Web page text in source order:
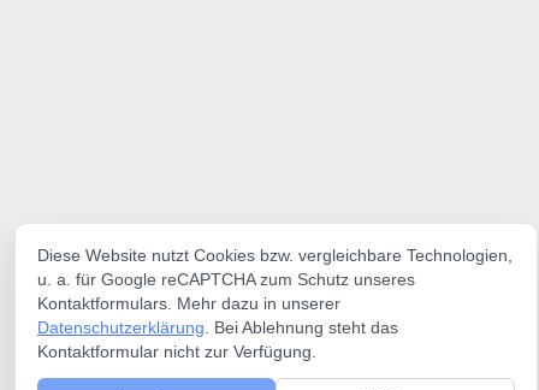
Diese Website nutzt Cookies bzw. vergleichbare Technologien,
u. a. für Google reCAPTCHA zum Schutz unseres
Kontaktformulars. Mehr dazu in unserer
Datenschutzerklärung . Bei Ablehnung steht das
Kontaktformular nicht zur Verfügung.